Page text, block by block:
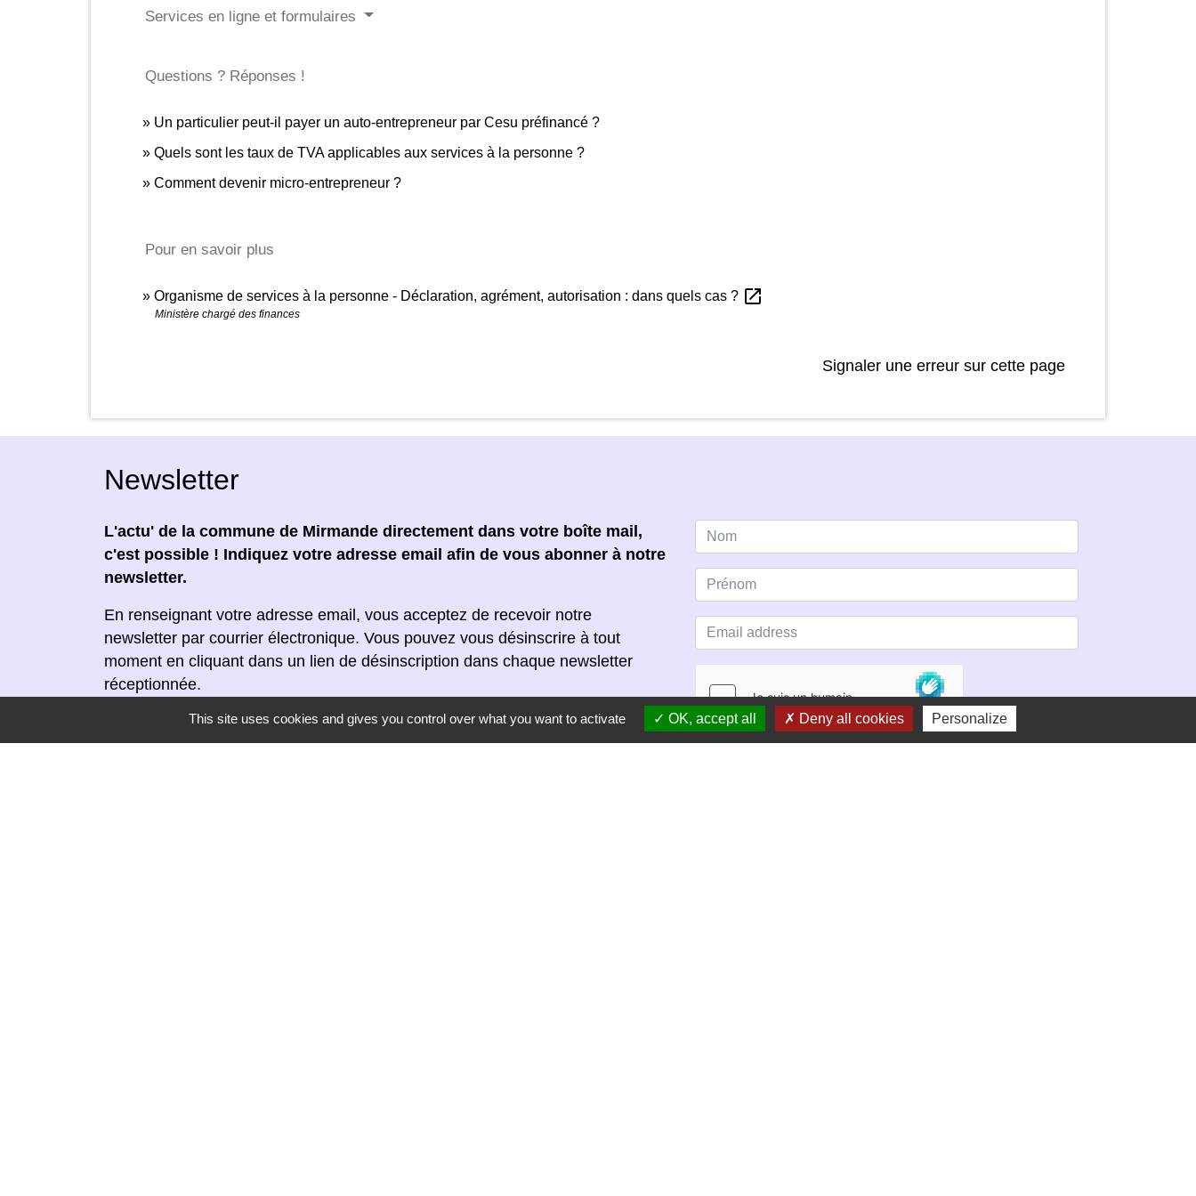
Services en ligne et formulaires
Questions ? Réponses !
Un particulier peut-il payer un auto-entrepreneur par Cesu préfinancé ?
Quels sont les taux de TVA applicables aux services à la personne ?
Comment devenir micro-entrepreneur ?
Pour en savoir plus
Organisme de services à la personne - Déclaration, agrément, autorisation : dans quels cas ? open_in_new
Ministère chargé des finances
Signaler une erreur sur cette page
Newsletter
L'actu' de la commune de Mirmande directement dans votre boîte mail,
c'est possible ! Indiquez votre adresse email afin de vous abonner à notre
newsletter.
En renseignant votre adresse email, vous acceptez de recevoir notre
newsletter par courrier électronique. Vous pouvez vous désinscrire à tout
moment en cliquant dans un lien de désinscription dans chaque newsletter
réceptionnée.
This site uses cookies and gives you control over what you want to activate OK, accept all Deny all cookies Personalize